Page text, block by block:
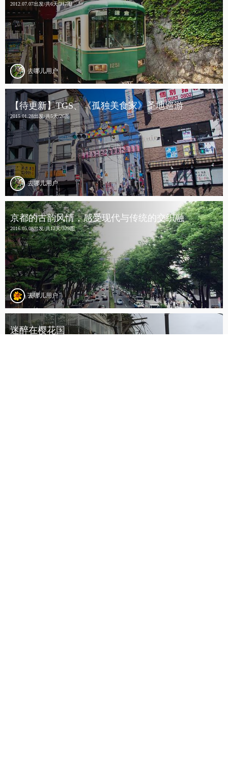
2012.07.07出发/共6天/317图
去哪儿用户
【待更新】TGS、《孤独美食家》圣地巡游
2015.01.28出发/共5天/26图
去哪儿用户
京都的古韵风情，感受现代与传统的交织融
2016.05.08出发/共12天/329图
去哪儿用户
迷醉在樱花国